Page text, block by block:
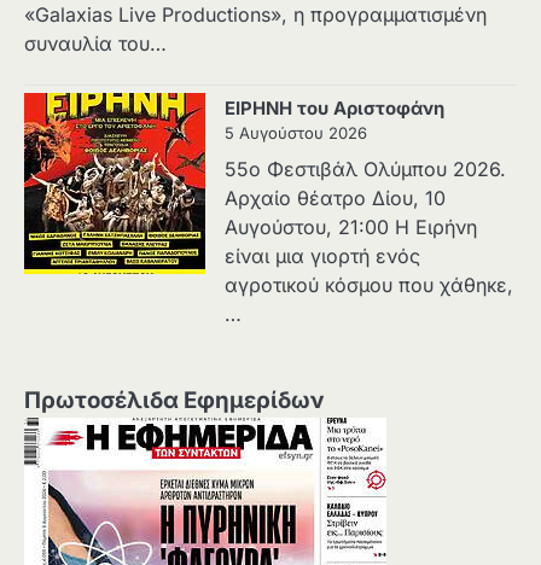
«Galaxias Live Productions», η προγραμματισμένη
συναυλία του…
ΕΙΡΗΝΗ του Αριστοφάνη
5 Αυγούστου 2026
55ο Φεστιβάλ Ολύμπου 2026.
Αρχαίο θέατρο Δίου, 10
Αυγούστου, 21:00 H Ειρήνη
είναι μια γιορτή ενός
αγροτικού κόσμου που χάθηκε,
…
Πρωτοσέλιδα Εφημερίδων